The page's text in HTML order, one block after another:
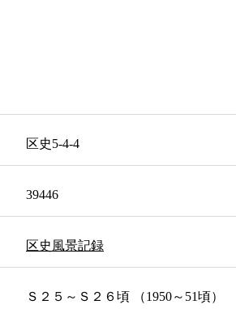
区史5-4-4
39446
区史風景記録
Ｓ２５～Ｓ２６頃 （1950～51頃）